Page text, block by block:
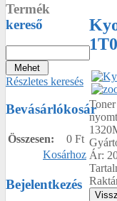
Ár:
Termék
kereső
Részletes keresés
Bevásárlókosár
Összesen:
0 Ft
Kosárhoz
Bejelentkezés